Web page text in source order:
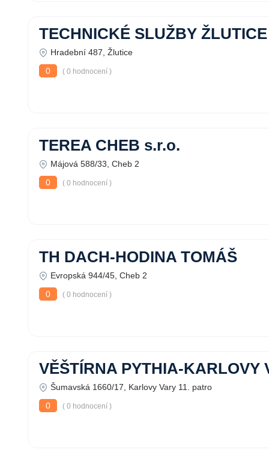
TECHNICKÉ SLUŽBY
Hradební 487, Žlutice
0
( 0 hodnocení )
TEREA CHEB s.r.o.
Májová 588/33, Cheb 2
0
( 0 hodnocení )
TH DACH-HODINA TOMÁŠ
Evropská 944/45, Cheb 2
0
( 0 hodnocení )
VĚŠTÍRNA PYTHIA-KARLOVY
Šumavská 1660/17, Karlovy Vary 11. patro
0
( 0 hodnocení )